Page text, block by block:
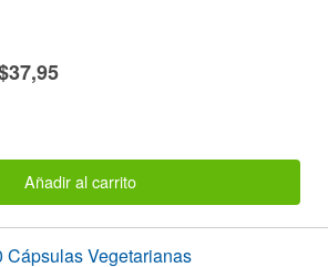
Añadir al carrito
Cápsulas Vegetarianas